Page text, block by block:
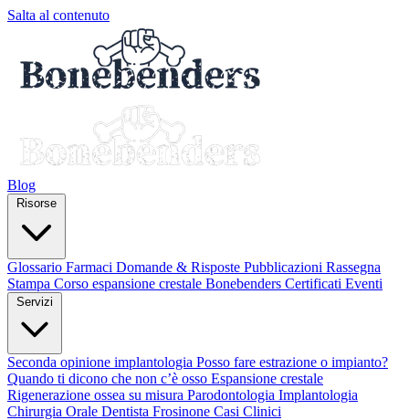
Salta al contenuto
Blog
Glossario Farmaci Domande & Risposte Pubblicazioni Rassegna
Stampa Corso espansione crestale Bonebenders Certificati Eventi
Seconda opinione implantologia Posso fare estrazione o impianto?
Quando ti dicono che non c’è osso Espansione crestale
Rigenerazione ossea su misura Parodontologia Implantologia
Chirurgia Orale Dentista Frosinone Casi Clinici